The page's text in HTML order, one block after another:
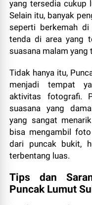
yang tersedia cukup
Selain itu, banyak
seperti berkemah
tenda di area yang
suasana malam yang
Tidak hanya itu,
menjadi tempat
aktivitas fotografi.
suasana yang
yang sangat
bisa mengambil
dari puncak bukit,
terbentang luas.
Tips dan
Puncak Lumut